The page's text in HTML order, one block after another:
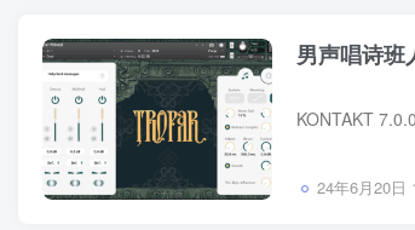
男声唱诗
24年6月20日